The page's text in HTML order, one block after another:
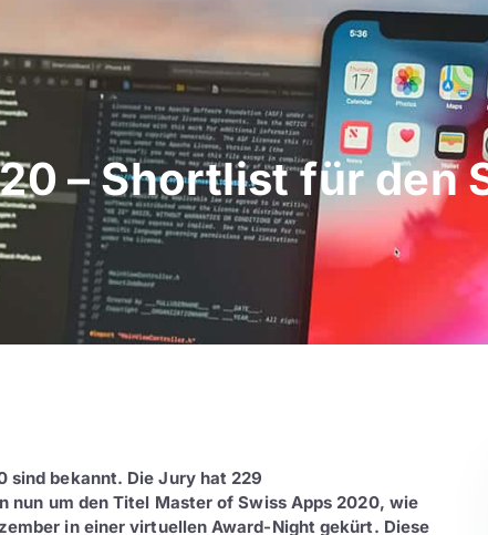
– Shortlist für den
sind bekannt. Die Jury hat 229
nun um den Titel Master of Swiss Apps 2020, wie
in einer virtuellen Award-Night gekürt. Diese